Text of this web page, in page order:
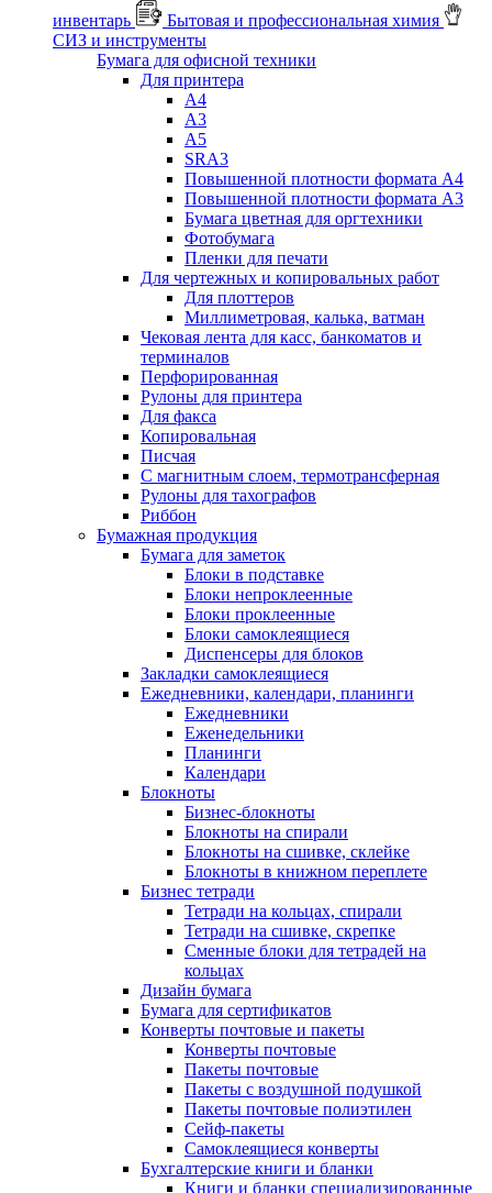
инвентарь
Бытовая и профессиональная химия
СИЗ и инструменты
Бумага для офисной техники
Для принтера
А4
А3
А5
SRA3
Повышенной плотности формата А4
Повышенной плотности формата А3
Бумага цветная для оргтехники
Фотобумага
Пленки для печати
Для чертежных и копировальных работ
Для плоттеров
Миллиметровая, калька, ватман
Чековая лента для касс, банкоматов и
терминалов
Перфорированная
Рулоны для принтера
Для факса
Копировальная
Писчая
С магнитным слоем, термотрансферная
Рулоны для тахографов
Риббон
Бумажная продукция
Бумага для заметок
Блоки в подставке
Блоки непроклеенные
Блоки проклеенные
Блоки самоклеящиеся
Диспенсеры для блоков
Закладки самоклеящиеся
Ежедневники, календари, планинги
Ежедневники
Еженедельники
Планинги
Календари
Блокноты
Бизнес-блокноты
Блокноты на спирали
Блокноты на сшивке, склейке
Блокноты в книжном переплете
Бизнес тетради
Тетради на кольцах, спирали
Тетради на сшивке, скрепке
Сменные блоки для тетрадей на
кольцах
Дизайн бумага
Бумага для сертификатов
Конверты почтовые и пакеты
Конверты почтовые
Пакеты почтовые
Пакеты с воздушной подушкой
Пакеты почтовые полиэтилен
Сейф-пакеты
Самоклеящиеся конверты
Бухгалтерские книги и бланки
Книги и бланки специализированные